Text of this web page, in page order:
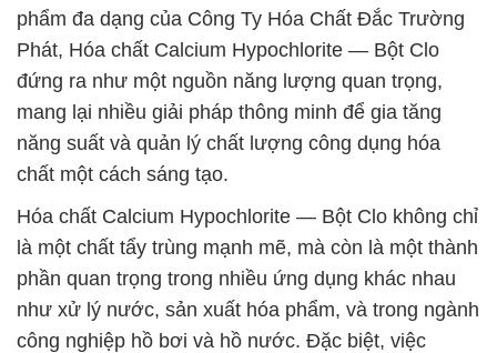
phẩm đa dạng của Công Ty Hóa Chất Đắc Trường
Phát, Hóa chất Calcium Hypochlorite — Bột Clo
đứng ra như một nguồn năng lượng quan trọng,
mang lại nhiều giải pháp thông minh để gia tăng
năng suất và quản lý chất lượng công dụng hóa
chất một cách sáng tạo.
Hóa chất Calcium Hypochlorite — Bột Clo không chỉ
là một chất tẩy trùng mạnh mẽ, mà còn là một thành
phần quan trọng trong nhiều ứng dụng khác nhau
như xử lý nước, sản xuất hóa phẩm, và trong ngành
công nghiệp hồ bơi và hồ nước. Đặc biệt, việc